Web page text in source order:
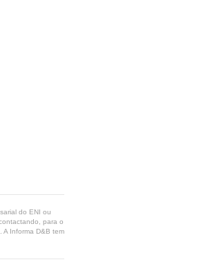
do ENI ou
para o
Informa D&B tem